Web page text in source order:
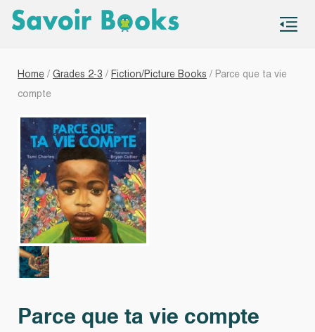
Home / Grades 2-3 / Fiction/Picture Books / Parce que ta vie
compte
Parce que ta vie compte